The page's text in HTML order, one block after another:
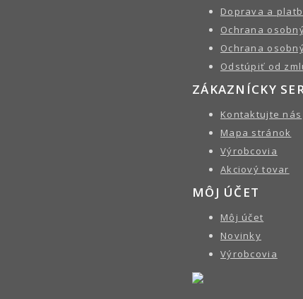
Doprava a
Ochrana
Ochrana
Odstúpiť od
ZÁKAZNÍCKY
Kontaktujte nás
Mapa stránok
Výrobcovia
Akciový tovar
MÔJ ÚČET
Môj účet
Novinky
Výrobcovia